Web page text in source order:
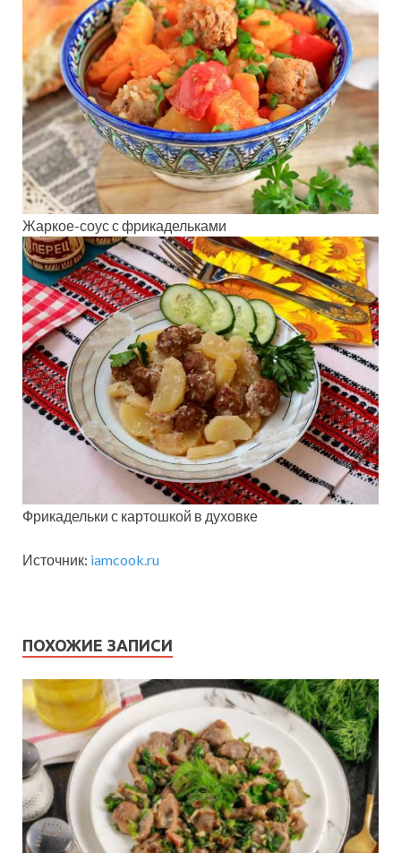
Жаркое-соус с фрикадельками
Фрикадельки с картошкой в духовке
Источник: iamcook.ru
ПОХОЖИЕ ЗАПИСИ